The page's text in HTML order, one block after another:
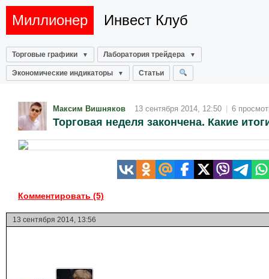
Миллионер Инвест Клуб
Торговые графики Лаборатория трейдера
Экономические индикаторы Статьи
Максим Вишняков 13 сентября 2014, 12:50 | 6
Торговая неделя закончена. Какие
Комментировать (5)
13 сентября 2014, 13:56